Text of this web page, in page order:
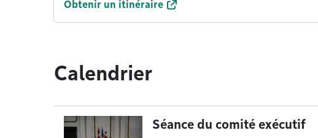
Obtenir un itinéraire
Calendrier
Séance du comité exécutif